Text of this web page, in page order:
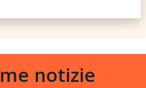
notizie